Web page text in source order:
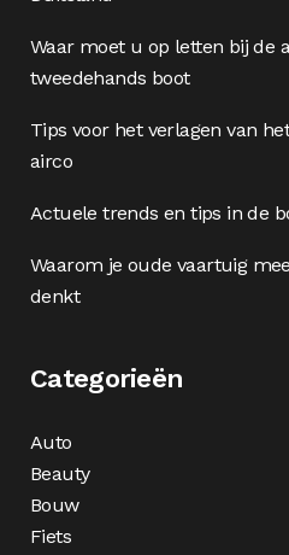
Waar moet u op letten bij de
tweedehands boot
Tips voor het verlagen van
airco
Actuele trends en tips in de
Waarom je oude vaartuig
denkt
Categorieën
Auto
Beauty
Bouw
Fiets